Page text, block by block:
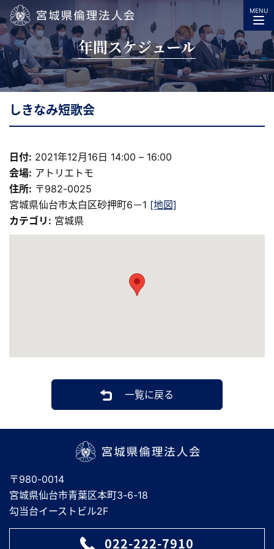
宮城県倫理法人会
MENU
年間スケジュール
しきなみ短歌会
日付: 2021年12月16日 14:00 – 16:00
会場: アトリエトモ
住所: 〒982-0025
宮城県仙台市太白区砂押町6－1 [地図]
カテゴリ: 宮城県
一覧に戻る
〒980-0014
宮城県仙台市青葉区本町3-6-18
勾当台イーストビル2F
022-222-7910